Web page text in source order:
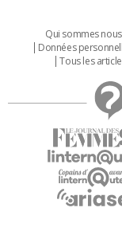
Qui sommes nous
Données
Tous les